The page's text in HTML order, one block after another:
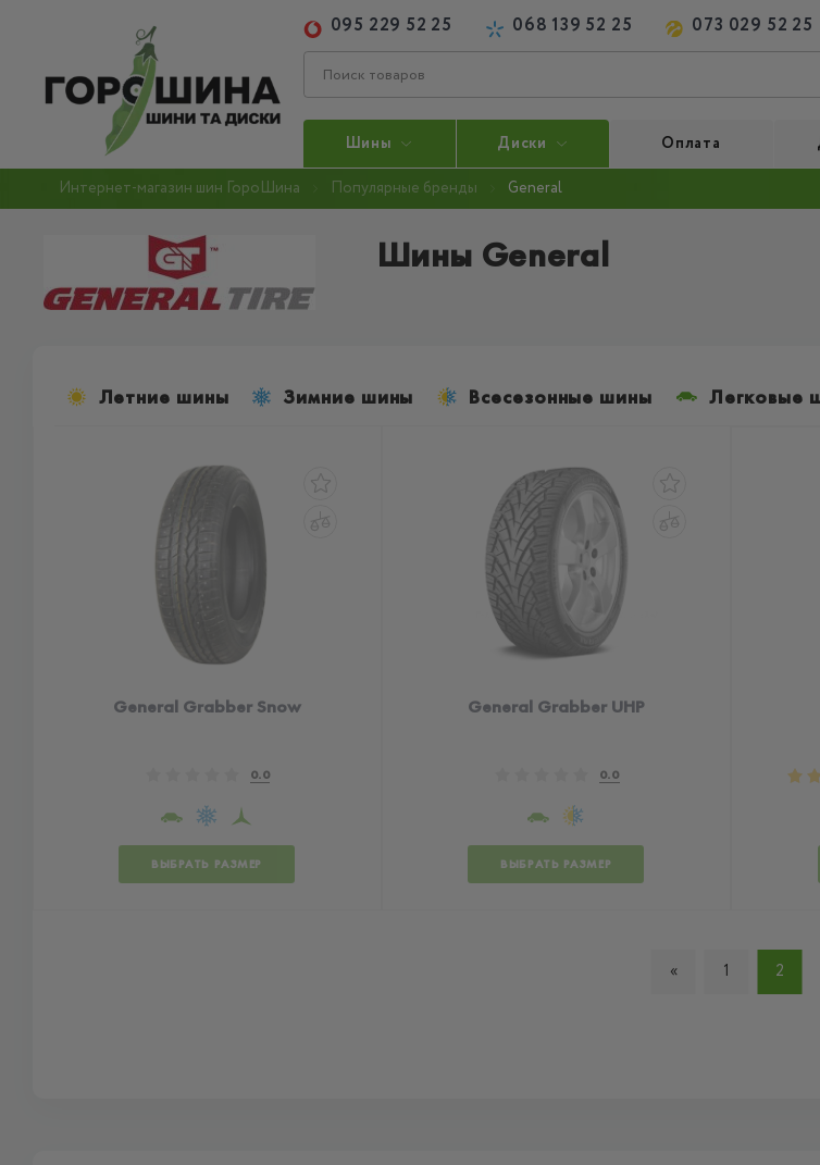
095 229 52 25 068 139 52 25 073 029 52 25
Шины Диски Оплата
Интернет-магазин шин ГороШина Популярные бренды General
Шины General
Летние шины Зимние шины Всесезонные шины Легковые
General Grabber Snow
0.0
ВЫБРАТЬ РАЗМЕР
General Grabber UHP
0.0
ВЫБРАТЬ РАЗМЕР
« 1 2